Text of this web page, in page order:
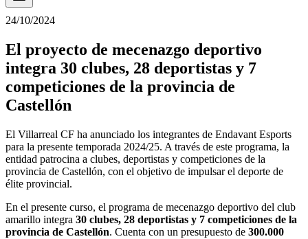
24/10/2024
El proyecto de mecenazgo deportivo
integra 30 clubes, 28 deportistas y 7
competiciones de la provincia de
Castellón
El Villarreal CF ha anunciado los integrantes de Endavant Esports
para la presente temporada 2024/25. A través de este programa, la
entidad patrocina a clubes, deportistas y competiciones de la
provincia de Castellón, con el objetivo de impulsar el deporte de
élite provincial.
En el presente curso, el programa de mecenazgo deportivo del club
amarillo integra 30 clubes, 28 deportistas y 7 competiciones de la
provincia de Castellón. Cuenta con un presupuesto de 300.000